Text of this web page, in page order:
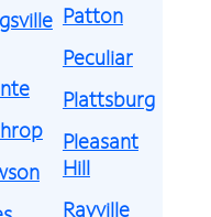
Patton
Peculiar
Plattsburg
Pleasant
Hill
Rayville